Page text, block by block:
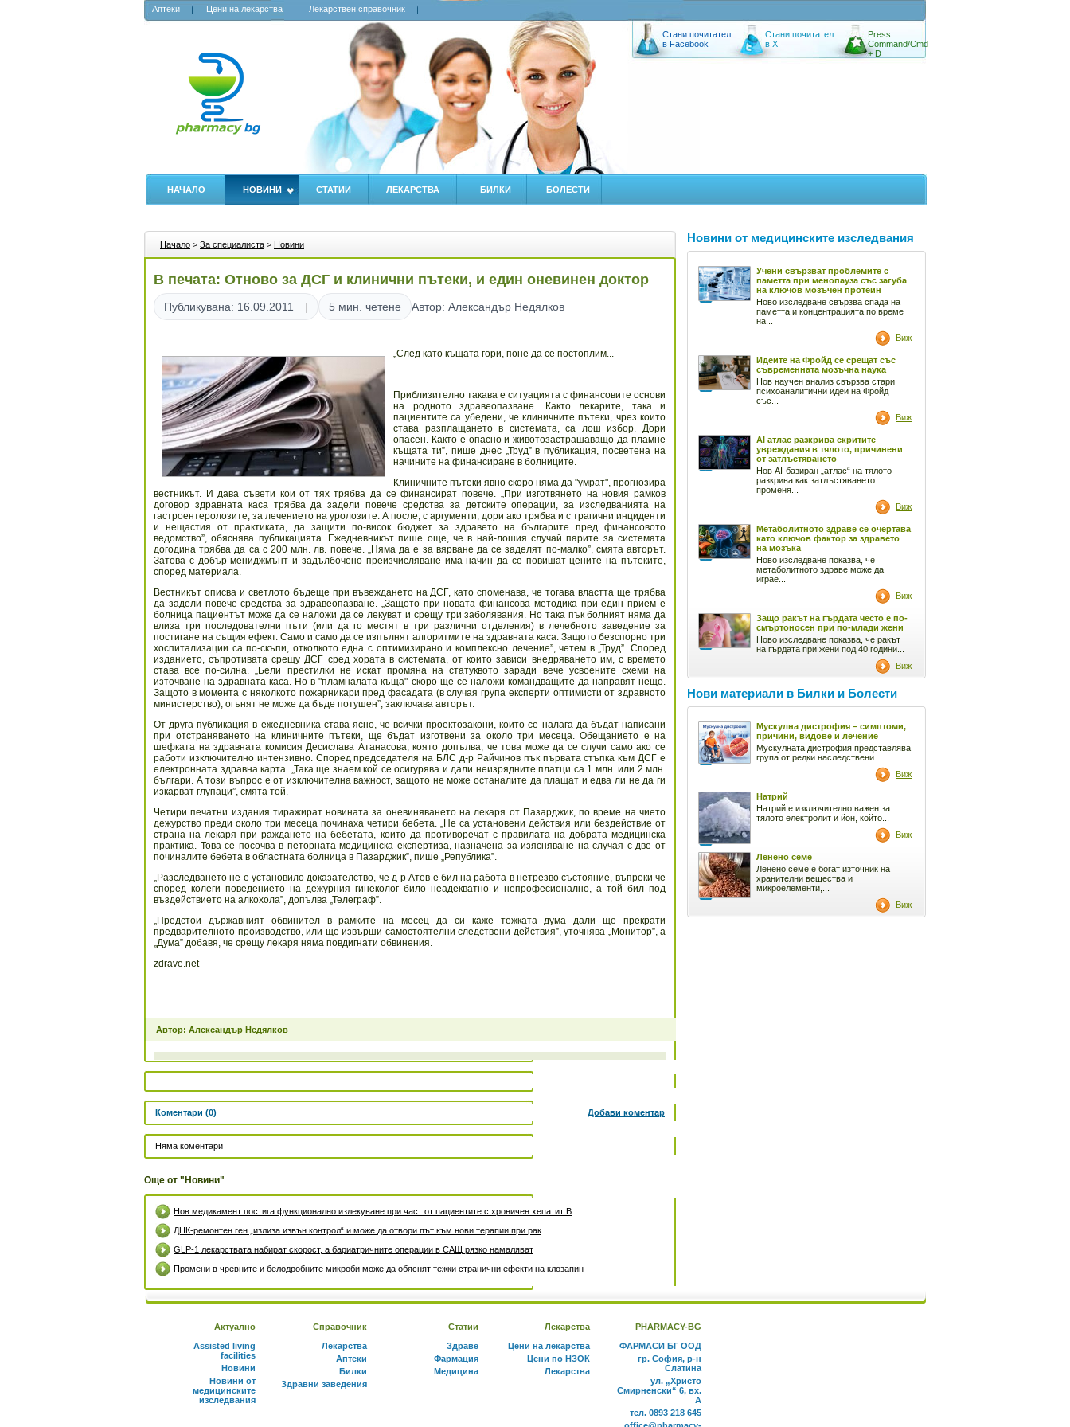
Аптеки Цени на лекарства Лекарствен справочник
Стани почитател
в Facebook
Стани почитател
в X
Press
Command/Cmd
+ D
НАЧАЛО НОВИНИ СТАТИИ ЛЕКАРСТВА БИЛКИ БОЛЕСТИ
Начало > За специалиста > Новини
В печата: Отново за ДСГ и клинични пътеки, и един оневинен доктор
Публикувана: 16.09.2011 5 мин. четене Автор: Александър Недялков
„След като къщата гори, поне да се постоплим...
Приблизително такава е ситуацията с финансовите основи
на родното здравеопазване. Както лекарите, така и
пациентите са убедени, че клиничните пътеки, чрез които
става разплащането в системата, са лош избор. Дори
опасен. Както е опасно и животозастрашаващо да пламне
къщата ти”, пише днес „Труд” в публикация, посветена на
начините на финансиране в болниците.
Клиничните пътеки явно скоро няма да "умрат", прогнозира
вестникът. И дава съвети кои от тях трябва да се финансират повече. „При изготвянето на новия рамков
договор здравната каса трябва да задели повече средства за детските операции, за изследванията на
гастроентеролозите, за лечението на уролозите. А после, с аргументи, дори ако трябва и с трагични инциденти
и нещастия от практиката, да защити по-висок бюджет за здравето на българите пред финансовото
ведомство”, обяснява публикацията. Ежедневникът пише още, че в най-лошия случай парите за системата
догодина трябва да са с 200 млн. лв. повече. „Няма да е за вярване да се заделят по-малко”, смята авторът.
Затова с добър мениджмънт и задълбочено преизчисляване има начин да се повишат цените на пътеките,
според материала.
Вестникът описва и светлото бъдеще при въвеждането на ДСГ, като споменава, че тогава властта ще трябва
да задели повече средства за здравеопазване. „Защото при новата финансова методика при един прием е
болница пациентът може да се наложи да се лекуват и срещу три заболявания. Но така пък болният няма да
влиза три последователни пъти (или да го местят в три различни отделения) в лечебното заведение за
постигане на същия ефект. Само и само да се изпълнят алгоритмите на здравната каса. Защото безспорно три
хоспитализации са по-скъпи, отколкото една с оптимизирано и комплексно лечение”, четем в „Труд”. Според
изданието, съпротивата срещу ДСГ сред хората в системата, от които зависи внедряването им, с времето
става все по-силна. „Бели престилки не искат промяна на статуквото заради вече усвоените схеми на
източване на здравната каса. Но в "пламналата къща" скоро ще се наложи командващите да направят нещо.
Защото в момента с няколкото пожарникари пред фасадата (в случая група експерти оптимисти от здравното
министерство), огънят не може да бъде потушен”, заключава авторът.
От друга публикация в ежедневника става ясно, че всички проектозакони, които се налага да бъдат написани
при отстраняването на клиничните пътеки, ще бъдат изготвени за около три месеца. Обещанието е на
шефката на здравната комисия Десислава Атанасова, която допълва, че това може да се случи само ако се
работи изключително интензивно. Според председателя на БЛС д-р Райчинов пък първата стъпка към ДСГ е
електронната здравна карта. „Така ще знаем кой се осигурява и дали неизрядните платци са 1 млн. или 2 млн.
българи. А този въпрос е от изключителна важност, защото не може останалите да плащат и едва ли не да ги
изкарват глупаци”, смята той.
Четири печатни издания тиражират новината за оневиняването на лекаря от Пазарджик, по време на чието
дежурство преди около три месеца починаха четири бебета. „Не са установени действия или бездействие от
страна на лекаря при раждането на бебетата, които да противоречат с правилата на добрата медицинска
практика. Това се посочва в петорната медицинска експертиза, назначена за изясняване на случая с две от
починалите бебета в областната болница в Пазарджик”, пише „Република”.
„Разследването не е установило доказателство, че д-р Атев е бил на работа в нетрезво състояние, въпреки че
според колеги поведението на дежурния гинеколог било неадекватно и непрофесионално, а той бил под
въздействието на алкохола”, допълва „Телеграф”.
„Предстои държавният обвинител в рамките на месец да си каже тежката дума дали ще прекрати
предварителното производство, или ще извърши самостоятелни следствени действия”, уточнява „Монитор”, а
„Дума” добавя, че срещу лекаря няма повдигнати обвинения.
zdrave.net
Автор: Александър Недялков
Коментари (0) Добави коментар
Няма коментари
Още от "Новини"
Нов медикамент постига функционално излекуване при част от пациентите с хроничен хепатит B
ДНК-ремонтен ген „излиза извън контрол“ и може да отвори път към нови терапии при рак
GLP-1 лекарствата набират скорост, а бариатричните операции в САЩ рязко намаляват
Промени в чревните и белодробните микроби може да обяснят тежки странични ефекти на клозапин
Новини от медицинските изследвания
Учени свързват проблемите с
паметта при менопауза със загуба
на ключов мозъчен протеин
Ново изследване свързва спада на
паметта и концентрацията по време
на...
Виж
Идеите на Фройд се срещат със
съвременната мозъчна наука
Нов научен анализ свързва стари
психоаналитични идеи на Фройд
със...
Виж
AI атлас разкрива скритите
увреждания в тялото, причинени
от затлъстяването
Нов AI-базиран „атлас“ на тялото
разкрива как затлъстяването
променя...
Виж
Метаболитното здраве се очертава
като ключов фактор за здравето
на мозъка
Ново изследване показва, че
метаболитното здраве може да
играе...
Виж
Защо ракът на гърдата често е по-
смъртоносен при по-млади жени
Ново изследване показва, че ракът
на гърдата при жени под 40 години...
Виж
Нови материали в Билки и Болести
Мускулна дистрофия – симптоми,
причини, видове и лечение
Мускулната дистрофия представлява
група от редки наследствени...
Виж
Натрий
Натрий е изключително важен за
тялото електролит и йон, който...
Виж
Ленено семе
Ленено семе е богат източник на
хранителни вещества и
микроелементи,...
Виж
Актуално
Assisted living
facilities
Новини
Новини от
медицинските
изследвания
Справочник
Лекарства
Аптеки
Билки
Здравни заведения
Статии
Здраве
Фармация
Медицина
Лекарства
Цени на лекарства
Цени по НЗОК
Лекарства
PHARMACY-BG
ФАРМАСИ БГ ООД
гр. София, р-н
Слатина
ул. „Христо
Смирненски“ 6, вх.
А
тел. 0893 218 645